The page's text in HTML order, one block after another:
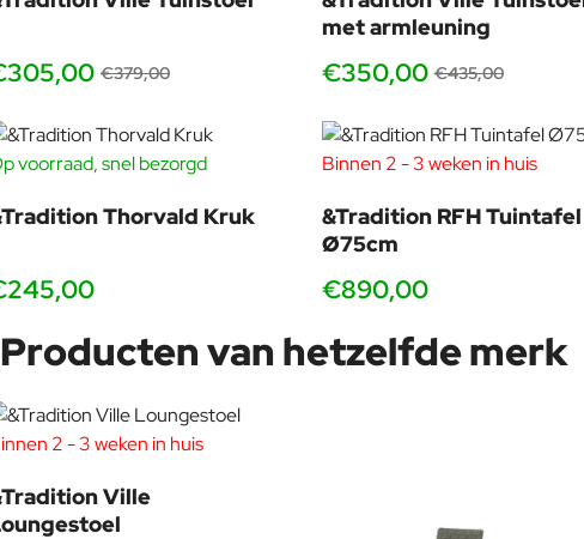
€379,00
met armleuning
€350,00 €435,00
voorraad, snel bezorgd
Thorvald Kruk
Binnen 2 - 3 weken in huis
&Tradition RFH Tuintafel
Ø75cm
€890,00
Producten van hetzelfde merk
2 - 3 weken in huis
Ville